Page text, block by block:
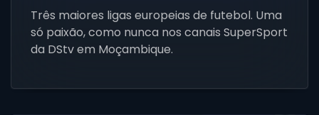
Três maiores ligas europeias de futebol. Uma
só paixão, como nunca nos canais SuperSport
da DStv em Moçambique.